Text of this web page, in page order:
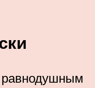
равнодушным